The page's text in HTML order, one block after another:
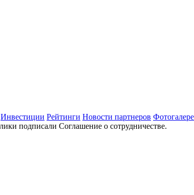
Инвестиции Рейтинги Новости партнеров